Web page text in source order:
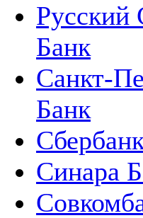
Русский
Банк
Санкт-
Банк
Синара